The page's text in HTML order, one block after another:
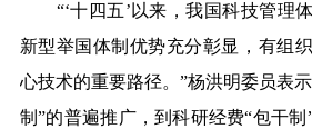
“‘十四五’以来，我国科技管理体
新型举国体制优势充分彰显，有组
心技术的重要路径。”杨洪明委员表
制”的普遍推广，到科研经费“包干